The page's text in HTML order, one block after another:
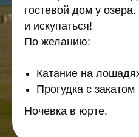
гостевой дом у
и искупаться!
По желанию:
Катание на
Прогудка с закатом
Ночевка в юрте.